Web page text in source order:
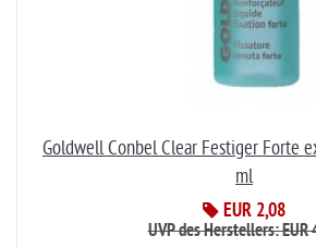
Goldwell Conbel Clear Festiger Forte
ml
EUR 2,08
UVP des Herstellers: EUR